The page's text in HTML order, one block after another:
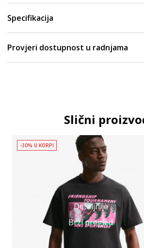
Specifikacija
Provjeri dostupnost u radnjama
Slični
Detaljnije
Brzi pregled
-30% U KORPI